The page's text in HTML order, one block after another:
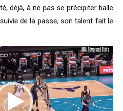
déjà, à ne pas se précipiter balle
de la passe, son talent fait le